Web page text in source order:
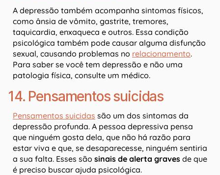
A depressão também acompanha sintomas físicos,
como ânsia de vômito, gastrite, tremores,
taquicardia, enxaqueca e outros. Essa condição
psicológica também pode causar alguma disfunção
sexual, causando problemas no relacionamento.
Para saber se você tem depressão e não uma
patologia física, consulte um médico.
14. Pensamentos suicidas
Pensamentos suicidas são um dos sintomas da
depressão profunda. A pessoa depressiva pensa
que ninguém gosta dela, que não há razão para
estar viva e que, se desaparecesse, ninguém sentiria
a sua falta. Esses são sinais de alerta graves de que
é preciso buscar ajuda psicológica.